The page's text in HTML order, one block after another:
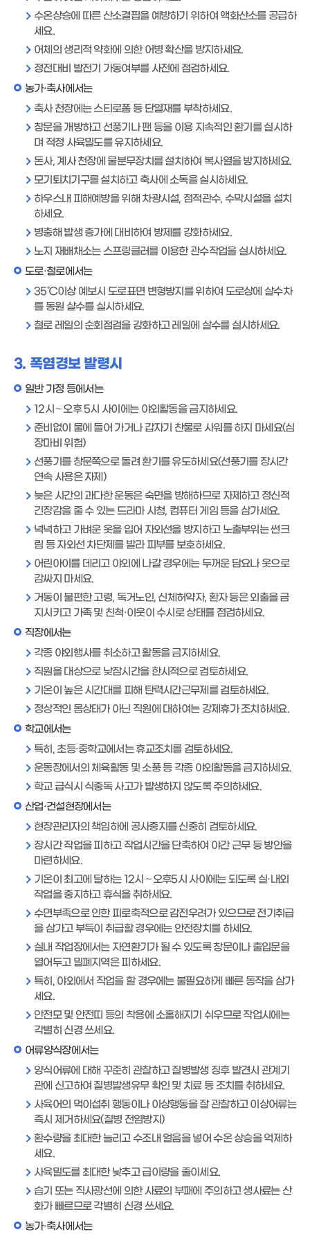
수온상승에 따른 산소결핍을 예방하기 위하여 액화산소를 공급하
세요.
어체의 생리적 약화에 의한 어병 확산을 방지하세요.
정전대비 발전기 가동여부를 사전에 점검하세요.
농가·축사에서는
축사 천장에는 스티로폼 등 단열재를 부착하세요.
창문을 개방하고 선풍기나 팬 등을 이용 지속적인 환기를 실시하
며 적정 사육밀도를 유지하세요.
돈사, 계사 천장에 물분무장치를 설치하여 복사열을 방지하세요.
모기퇴치기구를 설치하고 축사에 소독을 실시하세요.
하우스내 피해예방을 위해 차광시설, 점적관수, 수막시설을 설치
하세요.
병충해 발생 증가에 대비하여 방제를 강화하세요.
노지 재배채소는 스프링클러를 이용한 관수작업을 실시하세요.
도로·철로에서는
35℃이상 예보시 도로표면 변형방지를 위하여 도로상에 살수차
를 동원 살수를 실시하세요.
철로 레일의 순회점검을 강화하고 레일에 살수를 실시하세요.
3. 폭염경보 발령시
일반 가정 등에서는
12시～오후 5시 사이에는 야외활동을 금지하세요.
준비없이 물에 들어 가거나 갑자기 찬물로 사워를 하지 마세요(심
장마비 위험)
선풍기를 창문쪽으로 돌려 환기를 유도하세요(선풍기를 장시간
연속 사용은 자제)
늦은 시간의 과다한 운동은 숙면을 방해하므로 자제하고 정신적
긴장감을 줄 수 있는 드라마 시청, 컴퓨터 게임 등을 삼가세요.
넉넉하고 가벼운 옷을 입어 자외선을 방지하고 노출부위는 썬크
림 등 자외선 차단제를 발라 피부를 보호하세요.
어린아이를 데리고 야외에 나갈 경우에는 두꺼운 담요나 옷으로
감싸지 마세요.
거동이 불편한 고령, 독거노인, 신체허약자, 환자 등은 외출을 금
지시키고 가족 및 친척·이웃이 수시로 상태를 점검하세요.
직장에서는
각종 야외행사를 취소하고 활동을 금지하세요.
직원을 대상으로 낮잠시간을 한시적으로 검토하세요.
기온이 높은 시간대를 피해 탄력시간근무제를 검토하세요.
정상적인 몸상태가 아닌 직원에 대하여는 강제휴가 조치하세요.
학교에서는
특히, 초등·중학교에서는 휴교조치를 검토하세요.
운동장에서의 체육활동 및 소풍 등 각종 야외활동을 금지하세요.
학교 급식시 식중독 사고가 발생하지 않도록 주의하세요.
산업·건설현장에서는
현장관리자의 책임하에 공사중지를 신중히 검토하세요.
장시간 작업을 피하고 작업시간을 단축하여 야간 근무 등 방안을
마련하세요.
기온이 최고에 달하는 12시～오후5시 사이에는 되도록 실·내외
작업을 중지하고 휴식을 취하세요.
수면부족으로 인한 피로축적으로 감전우려가 있으므로 전기취급
을 삼가고 부득이 취급할 경우에는 안전장치를 하세요.
실내 작업장에서는 자연환기가 될 수 있도록 창문이나 출입문을
열어두고 밀폐지역은 피하세요.
특히, 야외에서 작업을 할 경우에는 불필요하게 빠른 동작을 삼가
세요.
안전모 및 안전띠 등의 착용에 소홀해지기 쉬우므로 작업시에는
각별히 신경 쓰세요.
어류양식장에서는
양식어류에 대해 꾸준히 관찰하고 질병발생 징후 발견시 관계기
관에 신고하여 질병발생유무 확인 및 치료 등 조치를 취하세요.
사육어의 먹이섭취 행동이나 이상행동을 잘 관찰하고 이상어류는
즉시 제거하세요(질병 전염방지)
환수량을 최대한 늘리고 수조내 얼음을 넣어 수온 상승을 억제하
세요.
사육밀도를 최대한 낮추고 급이량을 줄이세요.
습기 또는 직사광선에 의한 사료의 부패에 주의하고 생사료는 산
화가 빠르므로 각별히 신경 쓰세요.
농가·축사에서는